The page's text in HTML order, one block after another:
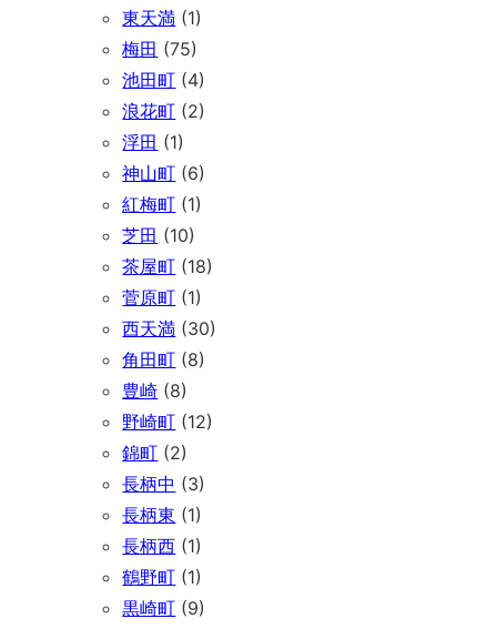
東天満 (1)
梅田 (75)
池田町 (4)
浪花町 (2)
浮田 (1)
神山町 (6)
紅梅町 (1)
芝田 (10)
茶屋町 (18)
菅原町 (1)
西天満 (30)
角田町 (8)
豊崎 (8)
野崎町 (12)
錦町 (2)
長柄中 (3)
長柄東 (1)
長柄西 (1)
鶴野町 (1)
黒崎町 (9)